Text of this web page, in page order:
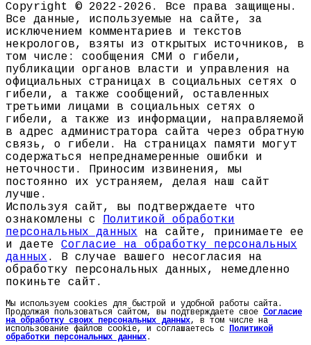
Copyright © 2022-2026. Все права защищены.
Все данные, используемые на сайте, за
исключением комментариев и текстов
некрологов, взяты из открытых источников, в
том числе: сообщения СМИ о гибели,
публикации органов власти и управления на
официальных страницах в социальных сетях о
гибели, а также сообщений, оставленных
третьими лицами в социальных сетях о
гибели, а также из информации, направляемой
в адрес администратора сайта через обратную
связь, о гибели. На страницах памяти могут
содержаться непреднамеренные ошибки и
неточности. Приносим извинения, мы
постоянно их устраняем, делая наш сайт
лучше.
Используя сайт, вы подтверждаете что
ознакомлены с Политикой обработки
персональных данных на сайте, принимаете ее
и даете Согласие на обработку персональных
данных . В случае вашего несогласия на
обработку персональных данных, немедленно
покиньте сайт.
Мы используем cookies для быстрой и удобной работы сайта.
Продолжая пользоваться сайтом, вы подтверждаете свое Согласие
на обработку своих персональных данных, в том числе на
использование файлов cookie, и соглашаетесь с Политикой
обработки персональных данных.